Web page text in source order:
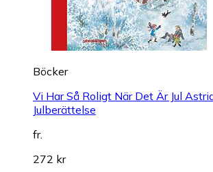
Böcker
Vi Har Så Roligt När Det Är Jul
Julberättelse
fr.
272 kr